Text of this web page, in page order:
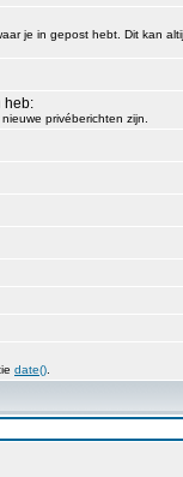
je in gepost hebt. Dit kan
heb:
privéberichten zijn.
date()